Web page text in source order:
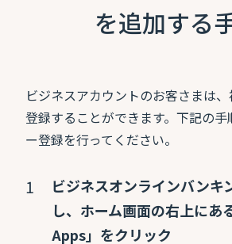
を追加する
ビジネスアカウントのお客さまは
登録することができます。下記の
ー登録を行ってください。
ビジネスオンラインバンキ
し、ホーム画面の右上にあ
Apps」をクリック